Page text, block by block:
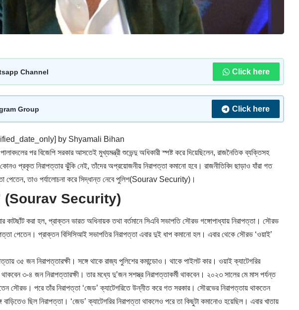
Channel Click here
Group Click here
by Shyamali Bihan
পর বিজেপি সরকার আসতেই মুখ্যমন্ত্রী শুভেন্দু অধিকারী স্পষ্ট করে দিয়েছিলেন, রাজনৈতিক ব্যক্তিসহ
প্রকৃত নিরাপত্তার ঝুঁকি নেই, তাঁদের অপ্রয়োজনীয় নিরাপত্তা কমানো হবে। রাজনীতিবিদ ছাড়াও যাঁরা গত
পেতেন, তাও পর্যালোচনা করে সিদ্ধান্ত নেবে পুলিশ(Sourav Security)।
(Sourav Security)
কাটছাঁট করা হল, প্রাক্তন ভারত অধিনায়ক তথা বর্তমানে সিএবি সভাপতিসৌরভ গঙ্গোপাধ্যায় নিরাপত্তা। সৌরভ
পেতেন। প্রাক্তন বিসিসিআই সভাপতির নিরাপত্তা এবার দুই ধাপ কমানো হল। এবার থেকে সৌরভ ‘ওয়াই’
৩৫ জন নিরাপত্তারক্ষী। সঙ্গে থাকে রাজ্য পুলিশের কমান্ডোও। থাকে পাইলট কার। ওয়াই ক্যাটেগরির
৩-৪ জন নিরাপত্তারক্ষী। তার মধ্যে দু’জন সশস্ত্র নিরাপত্তাকর্মী থাকবেন। ২০২৩ সালের মে মাস পর্যন্ত
সৌরভ। পরে তাঁর নিরাপত্তা ‘জেড’ ক্যাটেগরিতে উন্নীত করে গত সরকার। সৌরভের নিরাপত্তায় থাকতেন
ছিল নিরাপত্তা। ‘জেড’ ক্যাটেগরির নিরাপত্তা থাকলেও পরে তা কিছুটা কমানোও হয়েছিল। এবার খাতায়